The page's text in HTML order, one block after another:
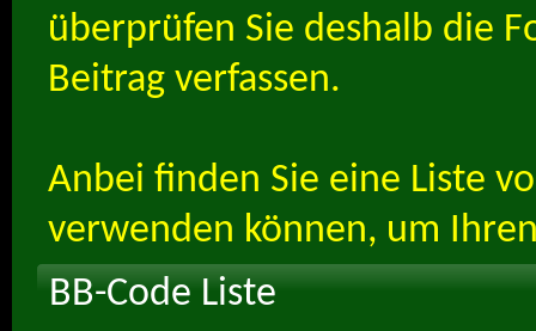
überprüfen Sie deshalb die
Beitrag verfassen.
Anbei finden Sie eine Liste
verwenden können, um
BB-Code Liste